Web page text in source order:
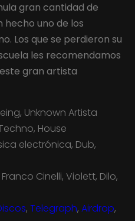
gran cantidad de
hecho uno de los
Los que se perdieron su
les recomendamos
gran artista
Unknown Artista
House
electrónica, Dub,
Franco Cinelli, Violett, Dilo,
, Telegraph, Airdrop,